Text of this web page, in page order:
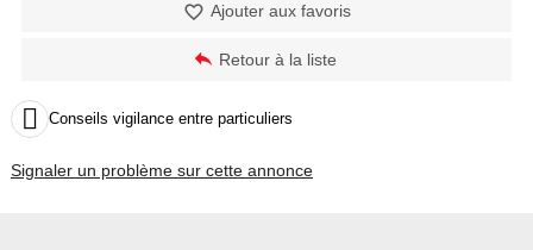
Ajouter aux favoris
Retour à la liste
 Conseils vigilance entre particuliers
Signaler un problème sur cette annonce